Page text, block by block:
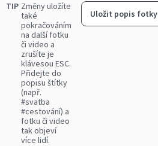
TIP Změny uložíte
také
pokračováním
na další fotku
či video a
zrušíte je
klávesou ESC.
Přidejte do
popisu štítky
(např.
#svatba
#cestování) a
fotku či video
tak objeví
více lidí.
Uložit popis fotky